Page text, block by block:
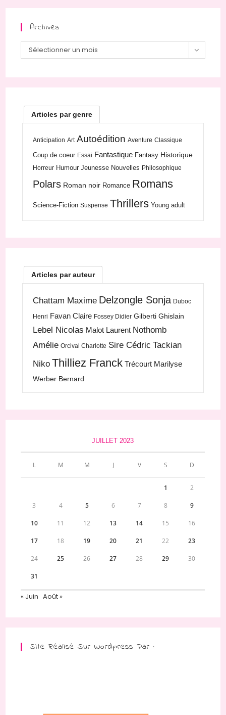
Archives
Sélectionner un mois
Articles par genre
Anticipation Art Autoédition Aventure Classique
Coup de coeur Essai Fantastique Fantasy Historique
Horreur Humour Jeunesse Nouvelles Philosophique
Polars Roman noir Romance Romans
Science-Fiction Suspense Thrillers Young adult
Articles par auteur
Chattam Maxime Delzongle Sonja Duboc
Henri Favan Claire Fossey Didier Gilberti Ghislain
Lebel Nicolas Malot Laurent Nothomb
Amélie Orcival Charlotte Sire Cédric Tackian
Niko Thilliez Franck Trécourt Marilyse
Werber Bernard
JUILLET 2023
L M M J V S D
1 2
3 4 5 6 7 8 9
10 11 12 13 14 15 16
17 18 19 20 21 22 23
24 25 26 27 28 29 30
31
« Juin Août »
Site Réalisé Sur Wordpress Par :